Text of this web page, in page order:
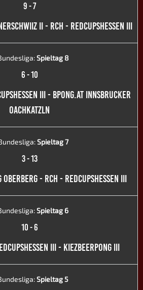
9-7
II - RCH - REDCUPSHESSEN III
Spieltag 8
6-10
III - BPONG.AT INNSBRUCKER
OACHKATZLN
Spieltag 7
3-13
- RCH - REDCUPSHESSEN III
Spieltag 6
10-6
III - KIEZBEERPONG III
Spieltag 5